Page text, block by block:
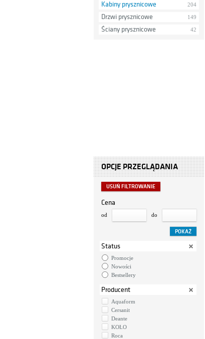
Kabiny prysznicowe 204
Drzwi prysznicowe 149
Ściany prysznicowe 42
OPCJE PRZEGLĄDANIA
USUŃ FILTROWANIE
Cena
od do
Status
Promocje
Nowości
Bestsellery
Producent
Aquaform
Cersanit
Deante
KOŁO
Roca